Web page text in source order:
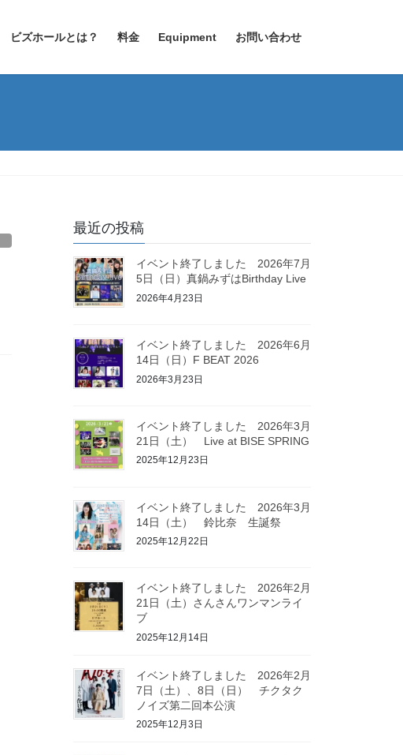
ビズホールとは？ 料金 Equipment お問い合わせ
最近の投稿
イベント終了しました 2026年7月
5日（日）真鍋みずはBirthday Live
2026年4月23日
イベント終了しました 2026年6月
14日（日）F BEAT 2026
2026年3月23日
イベント終了しました 2026年3月
21日（土） Live at BISE SPRING
2025年12月23日
イベント終了しました 2026年3月
14日（土） 鈴比奈 生誕祭
2025年12月22日
イベント終了しました 2026年2月
21日（土）さんさんワンマンライ
ブ
2025年12月14日
イベント終了しました 2026年2月
7日（土）、8日（日） チクタク
ノイズ第二回本公演
2025年12月3日